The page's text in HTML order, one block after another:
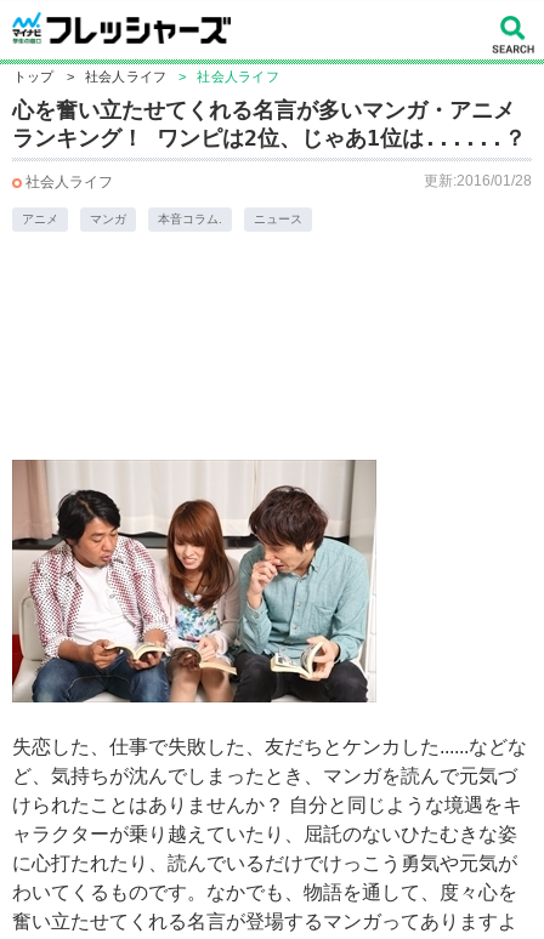
トップ > 社会人ライフ > 社会人ライフ
心を奮い立たせてくれる名言が多いマンガ・アニメ
ランキング！ ワンピは2位、じゃあ1位は......？
社会人ライフ 更新:2016/01/28
アニメ マンガ 本音コラム. ニュース
失恋した、仕事で失敗した、友だちとケンカした......などな
ど、気持ちが沈んでしまったとき、マンガを読んで元気づ
けられたことはありませんか？ 自分と同じような境遇をキ
ャラクターが乗り越えていたり、屈託のないひたむきな姿
に心打たれたり、読んでいるだけでけっこう勇気や元気が
わいてくるものです。なかでも、物語を通して、度々心を
奮い立たせてくれる名言が登場するマンガってありますよ